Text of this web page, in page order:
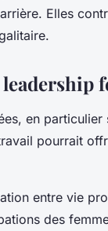
Elles
en
pourrait
entre vie
des